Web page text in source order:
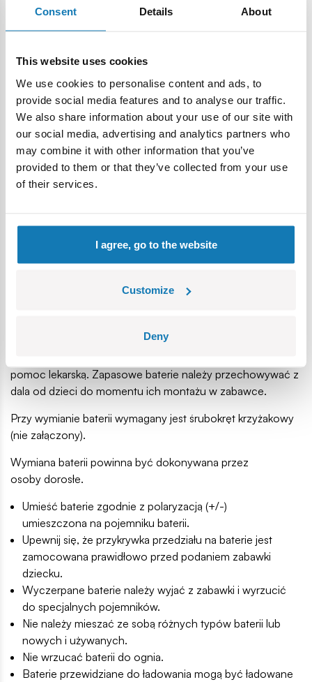
Consent Details About
This website uses cookies
We use cookies to personalise content and ads, to
provide social media features and to analyse our traffic.
We also share information about your use of our site with
our social media, advertising and analytics partners who
may combine it with other information that you’ve
provided to them or that they’ve collected from your use
of their services.
I agree, go to the website
Customize
Deny
Uwaga: Nie spożywać jakiejkolwiek części składowej
zabawki. W czasie zabawy używać tylko elementów i części
zabawki może spowodować jej uszkodzenie lub
doprowadzić do niebezpiecznej zabawy.
Unikać kontaktu z oczami, w przypadku dostania się do oka
jakiejkolwiek substancji będącej częścią tej zabawki należy
przemywać oczy wodą przez 10 minut. Jeśli podrażnienie
nie ustępuje należy zgłosić się do lekarza. Zabawa pod
nadzorem osoby dorosłej. Ważne: Zabawka do zabawy
wewnątrz, najlepiej działa na płaskich, twardych
schowaniem zabawki należy ją umyć i wysuszyć. Zabawka
nie jest przeznaczona do przechowywania żywności czy
napojów. Dzieci bez nadzoru, mogą wstawić do zabawki
przypadku połknięcia lub wchłonięcia. W przypadku
pomoc lekarską. Zapasowe baterie należy przechowywać z
dala od dzieci do momentu ich montażu w zabawce.
Przy wymianie baterii wymagany jest śrubokręt krzyżakowy
(nie załączony).
Wymiana baterii powinna być dokonywana przez
osoby dorosłe.
Umieść baterie zgodnie z polaryzacją (+/-)
umieszczona na pojemniku baterii.
Upewnij się, że przykrywka przedziału na baterie jest
zamocowana prawidłowo przed podaniem zabawki
dziecku.
Wyczerpane baterie należy wyjać z zabawki i wyrzucić
do specjalnych pojemników.
Nie należy mieszać ze sobą różnych typów baterii lub
nowych i używanych.
Nie wrzucać baterii do ognia.
Baterie przewidziane do ładowania mogą być ładowane